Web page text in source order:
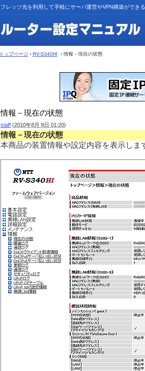
フレッツ光を利用して手軽にサーバ運営やVPN構築ができ
トップページ › RV-S340HI › 情報－現在の状態
情報－現在の状態
staff (2010年8月 8日 01:20)
情報－現在の状態
本商品の装置情報や設定内容を表示しま